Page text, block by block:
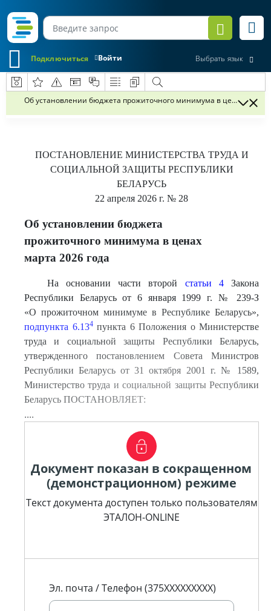
Войти
Подключиться Выбрать язык
Об установлении бюджета прожиточного минимума в ценах марта
ПОСТАНОВЛЕНИЕ МИНИСТЕРСТВА ТРУДА И
СОЦИАЛЬНОЙ ЗАЩИТЫ РЕСПУБЛИКИ
БЕЛАРУСЬ
22 апреля 2026 г. № 28
Об установлении бюджета
прожиточного минимума в ценах
марта 2026 года
На основании части второй статьи 4Закона
Республики Беларусь от 6 января 1999 г. № 239-З
«О прожиточном минимуме в Республике Беларусь»,
подпункта 6.134пункта 6 Положения о Министерстве
труда и социальной защиты Республики Беларусь,
утвержденного постановлением Совета Министров
Республики Беларусь от 31 октября 2001 г. № 1589,
Министерство труда и социальной защиты Республики
Беларусь ПОСТАНОВЛЯЕТ:
....
Документ показан в сокращенном
(демонстрационном) режиме
Текст документа доступен только пользователям
ЭТАЛОН-ONLINE
Эл. почта / Телефон (375XXXXXXXXX)